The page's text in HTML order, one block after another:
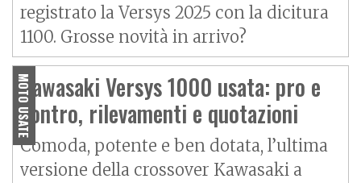
registrato la Versys 2025 con la dicitura
1100. Grosse novità in arrivo?
MOTO USATE
Kawasaki Versys 1000 usata: pro e
contro, rilevamenti e quotazioni
Comoda, potente e ben dotata, l’ultima
versione della crossover Kawasaki a